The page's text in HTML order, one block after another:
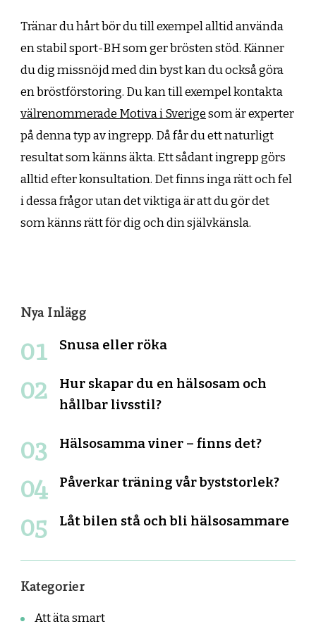
Tränar du hårt bör du till exempel alltid använda
en stabil sport-BH som ger brösten stöd. Känner
du dig missnöjd med din byst kan du också göra
en bröstförstoring. Du kan till exempel kontakta
välrenommerade Motiva i Sverigesom är experter
på denna typ av ingrepp. Då får du ett naturligt
resultat som känns äkta. Ett sådant ingrepp görs
alltid efter konsultation. Det finns inga rätt och fel
i dessa frågor utan det viktiga är att du gör det
som känns rätt för dig och din självkänsla.
Nya Inlägg
Snusa eller röka
Hur skapar du en hälsosam och
hållbar livsstil?
Hälsosamma viner – finns det?
Påverkar träning vår byststorlek?
Låt bilen stå och bli hälsosammare
Kategorier
Att äta smart